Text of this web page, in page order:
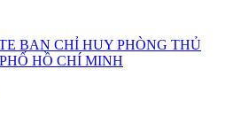
BAN CHỈ HUY PHÒNG THỦ
HỒ CHÍ MINH